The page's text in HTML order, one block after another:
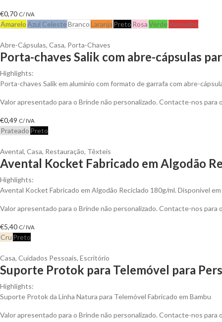
€0,70 C/ IVA
AmareloAzul CelesteBrancoLaranja Preto RosaVerdeVermelho
Abre-Cápsulas, Casa, Porta-Chaves
Porta-chaves Salik com abre-cápsulas
Highlights:
Porta-chaves Salik em alumínio com formato de garrafa com abre-
Valor apresentado para o Brinde não personalizado. Contacte-nos
€0,49 C/ IVA
Prateado Preto
Avental, Casa, Restauração, Têxteis
Avental Kocket Fabricado em Algodão
Highlights:
Avental Kocket Fabricado em Algodão Reciclado 180g/ml. Disponível
Valor apresentado para o Brinde não personalizado. Contacte-nos
€5,40 C/ IVA
Cru Preto
Casa, Cuidados Pessoais, Escritório
Suporte Protok para Telemóvel para
Highlights:
Suporte Protok da Linha Natura para Telemóvel Fabricado em Bambu
Valor apresentado para o Brinde não personalizado. Contacte-nos